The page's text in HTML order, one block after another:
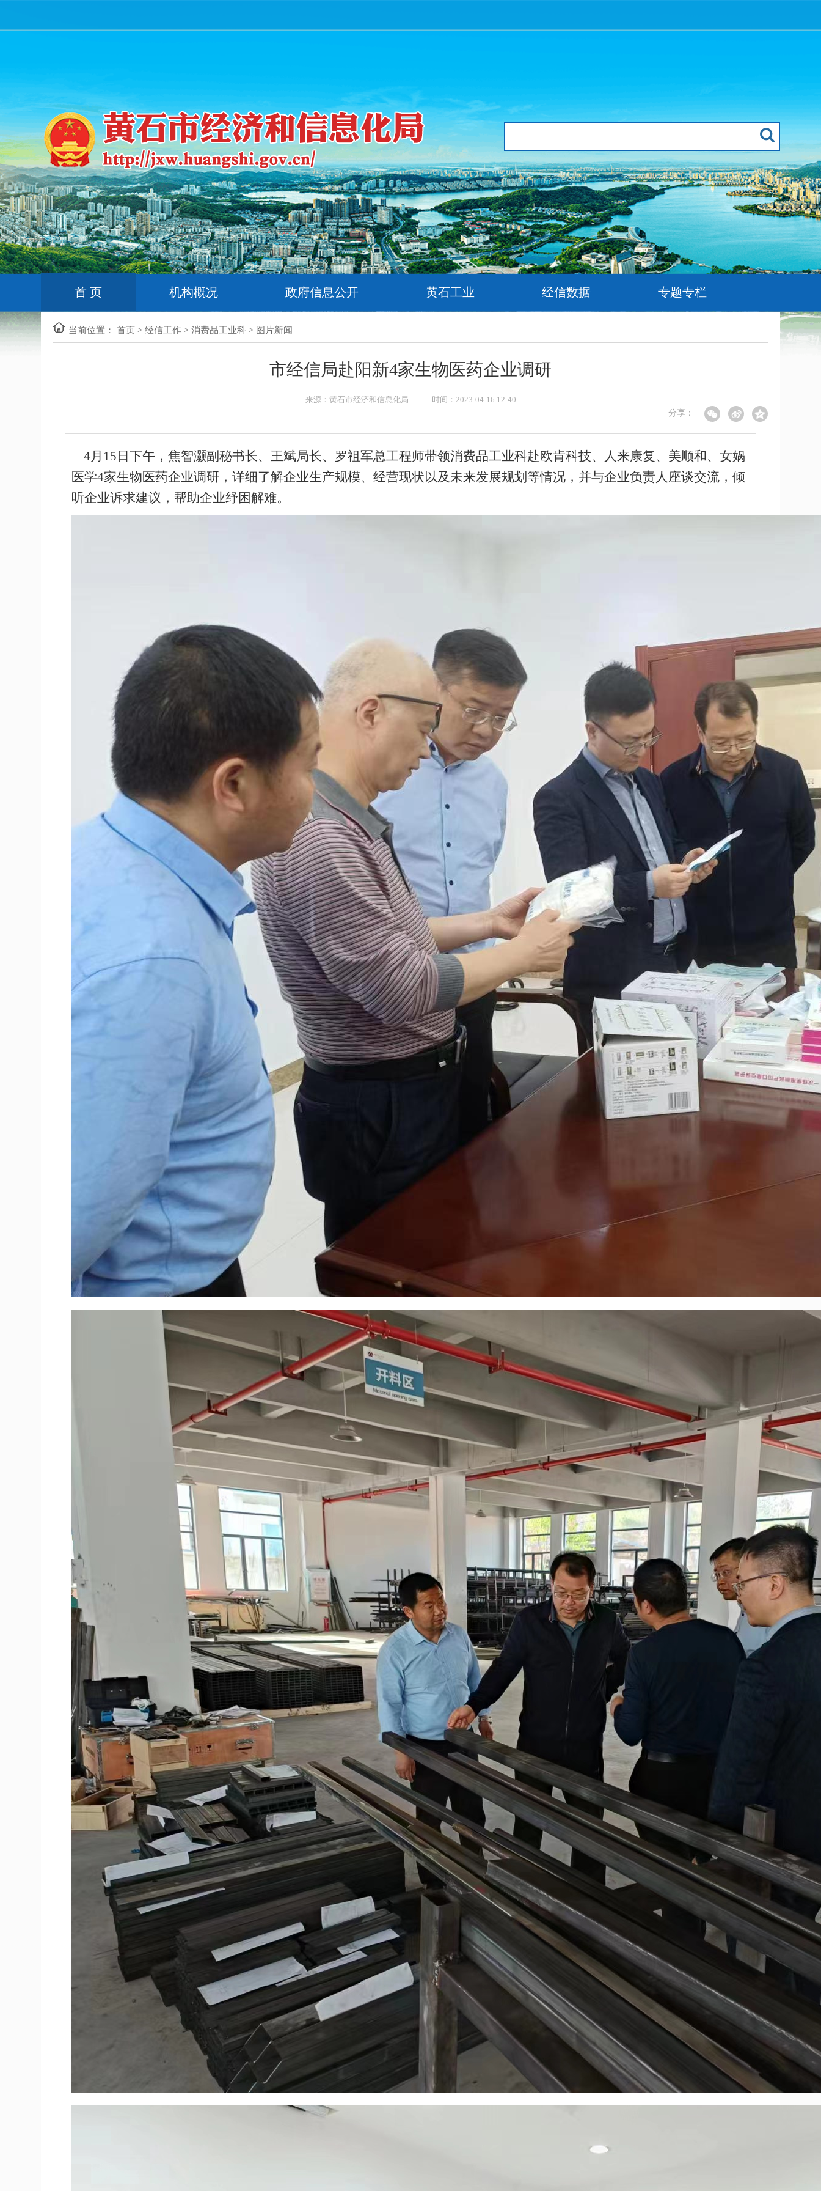
首 页 机构概况 政府信息公开 黄石工业 经信数据 专题专栏
当前位置： 首页 > 经信工作 > 消费品工业科 > 图片新闻
市经信局赴阳新4家生物医药企业调研
来源：黄石市经济和信息化局 时间：2023-04-16 12:40
分享：
4月15日下午，焦智灏副秘书长、王斌局长、罗祖军总工程师带领消费品工业科赴欧肯科技、人来康复、美顺和、女娲
医学4家生物医药企业调研，详细了解企业生产规模、经营现状以及未来发展规划等情况，并与企业负责人座谈交流，倾
听企业诉求建议，帮助企业纾困解难。